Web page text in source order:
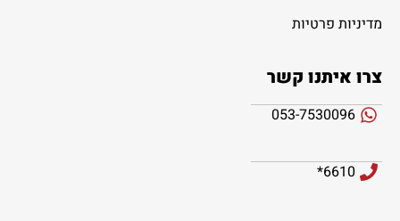
מדיניות פרטיות
צרו איתנו קשר
053-7530096
6610*